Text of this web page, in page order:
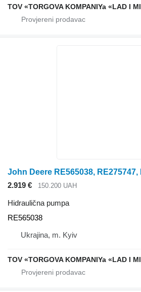
TOV «TORGOVA KOMPANIYa «LAD I
2.919 € 150.200 UAH
Hidraulična pumpa
RE565038
Ukrajina, m. Kyiv
TOV «TORGOVA KOMPANIYa «LAD I